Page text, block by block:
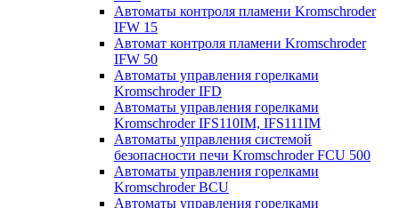
Автоматы контроля пламени Kromschroder
IFW 15
Автомат контроля пламени Kromschroder
IFW 50
Автоматы управления горелками
Kromschroder IFD
Автоматы управления горелками
Kromschroder IFS110IM, IFS111IM
Автоматы управления системой
безопасности печи Kromschroder FCU 500
Автоматы управления горелками
Kromschroder BCU
Автоматы управления горелками